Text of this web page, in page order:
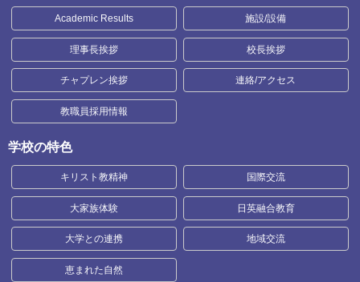
Academic Results 施設/設備
理事長挨拶 校長挨拶
チャプレン挨拶 連絡/アクセス
教職員採用情報
学校の特色
キリスト教精神 国際交流
大家族体験 日英融合教育
大学との連携 地域交流
恵まれた自然